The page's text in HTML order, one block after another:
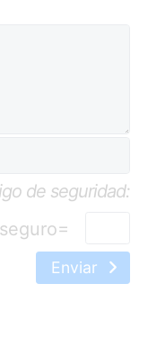
de seguridad:
=
Enviar